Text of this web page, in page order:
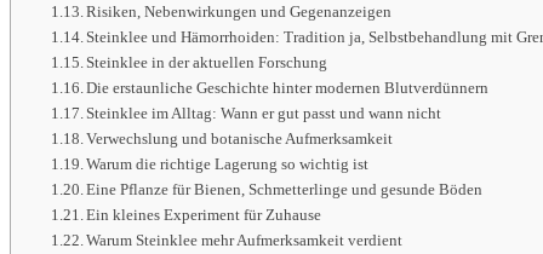
Risiken, Nebenwirkungen und Gegenanzeigen
Steinklee und Hämorrhoiden: Tradition ja, Selbstbehandlung mit
Steinklee in der aktuellen Forschung
Die erstaunliche Geschichte hinter modernen Blutverdünnern
Steinklee im Alltag: Wann er gut passt und wann nicht
Verwechslung und botanische Aufmerksamkeit
Warum die richtige Lagerung so wichtig ist
Eine Pflanze für Bienen, Schmetterlinge und gesunde Böden
Ein kleines Experiment für Zuhause
Warum Steinklee mehr Aufmerksamkeit verdient